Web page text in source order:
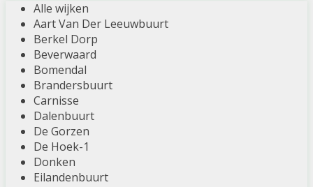
Alle wijken
Aart Van Der Leeuwbuurt
Berkel Dorp
Beverwaard
Bomendal
Brandersbuurt
Carnisse
Dalenbuurt
De Gorzen
De Hoek-1
Donken
Eilandenbuurt